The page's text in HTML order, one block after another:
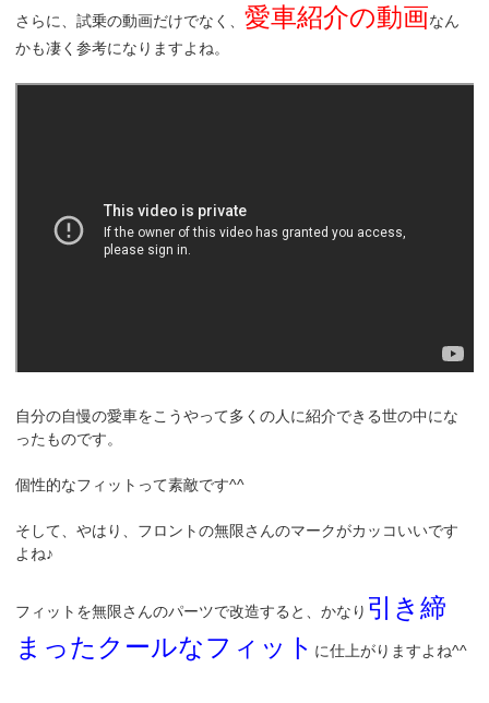
さらに、試乗の動画だけでなく、愛車紹介の動画なん
かも凄く参考になりますよね。
自分の自慢の愛車をこうやって多くの人に紹介できる世の中にな
ったものです。
個性的なフィットって素敵です^^
そして、やはり、フロントの無限さんのマークがカッコいいです
よね♪
フィットを無限さんのパーツで改造すると、かなり 引き締
まったクールなフィット に仕上がりますよね^^